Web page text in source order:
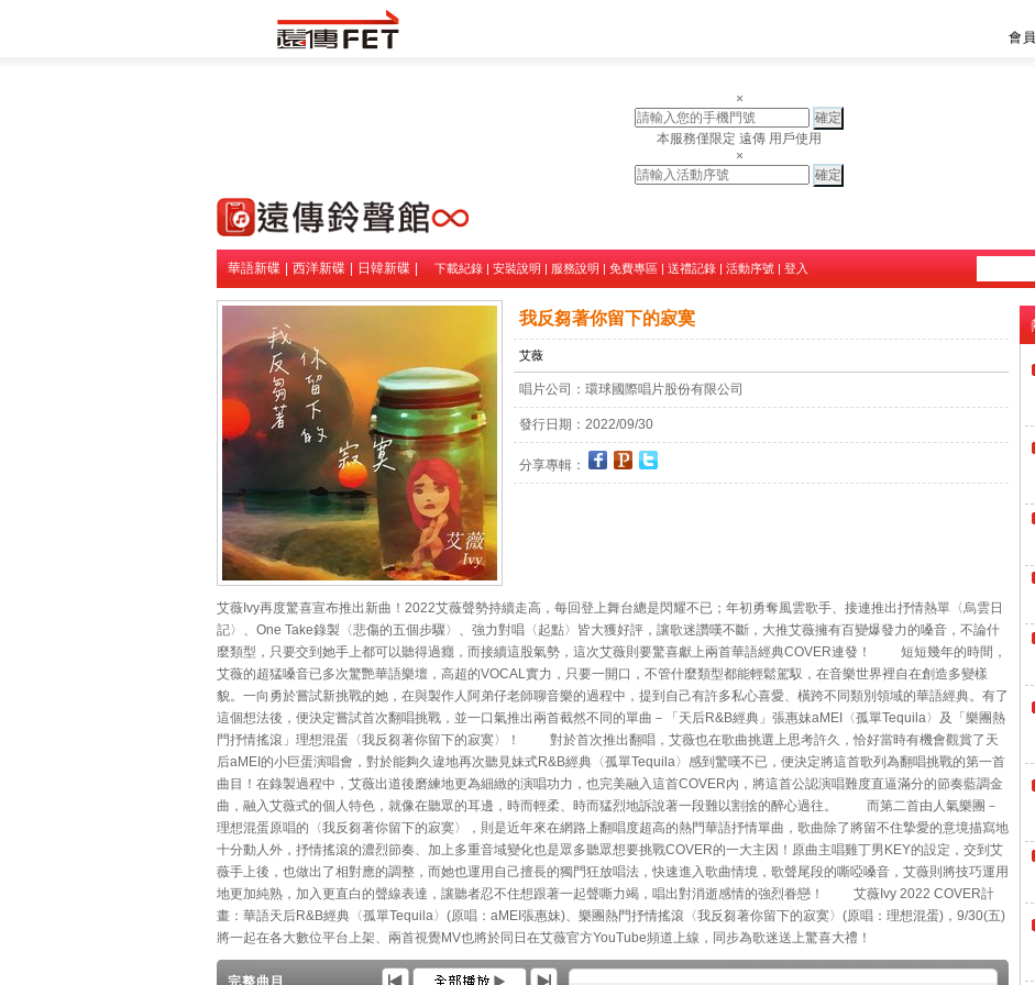
會
×
本服務僅限定 遠傳 用戶使用
×
華語新碟
西洋新碟 日韓新碟 下載紀錄 | 安裝說明 | 服務說明 | 免費專區 | 送禮記錄 | 活動序號 | 登入
我反芻著你留下的寂寞
艾薇
唱片公司： 環球國際唱片股份有限公司
發行日期： 2022/09/30
分享專輯：
艾薇Ivy再度驚喜宣布推出新曲！2022艾薇聲勢持續走高，每回登上舞台總是閃耀不已；年初勇奪風雲歌手、接連推出抒情熱單〈烏雲日
記〉、One Take錄製〈悲傷的五個步驟〉、強力對唱〈起點〉皆大獲好評，讓歌迷讚嘆不斷，大推艾薇擁有百變爆發力的嗓音，不論什
麼類型，只要交到她手上都可以聽得過癮，而接續這股氣勢，這次艾薇則要驚喜獻上兩首華語經典COVER連發！ 短短幾年的時間，
艾薇的超猛嗓音已多次驚艷華語樂壇，高超的VOCAL實力，只要一開口，不管什麼類型都能輕鬆駕馭，在音樂世界裡自在創造多變樣
貌。一向勇於嘗試新挑戰的她，在與製作人阿弟仔老師聊音樂的過程中，提到自己有許多私心喜愛、橫跨不同類別領域的華語經典。有了
這個想法後，便決定嘗試首次翻唱挑戰，並一口氣推出兩首截然不同的單曲－「天后R&B經典」張惠妹aMEI〈孤單Tequila〉及「樂團熱
門抒情搖滾」理想混蛋〈我反芻著你留下的寂寞〉！ 對於首次推出翻唱，艾薇也在歌曲挑選上思考許久，恰好當時有機會觀賞了天
后aMEI的小巨蛋演唱會，對於能夠久違地再次聽見妹式R&B經典〈孤單Tequila〉感到驚嘆不已，便決定將這首歌列為翻唱挑戰的第一首
曲目！在錄製過程中，艾薇出道後磨練地更為細緻的演唱功力，也完美融入這首COVER內，將這首公認演唱難度直逼滿分的節奏藍調金
曲，融入艾薇式的個人特色，就像在聽眾的耳邊，時而輕柔、時而猛烈地訴說著一段難以割捨的醉心過往。 而第二首由人氣樂團－
理想混蛋原唱的〈我反芻著你留下的寂寞〉，則是近年來在網路上翻唱度超高的熱門華語抒情單曲，歌曲除了將留不住摯愛的意境描寫地
十分動人外，抒情搖滾的濃烈節奏、加上多重音域變化也是眾多聽眾想要挑戰COVER的一大主因！原曲主唱雞丁男KEY的設定，交到艾
薇手上後，也做出了相對應的調整，而她也運用自己擅長的獨門狂放唱法，快速進入歌曲情境，歌聲尾段的嘶啞嗓音，艾薇則將技巧運用
地更加純熟，加入更直白的聲線表達，讓聽者忍不住想跟著一起聲嘶力竭，唱出對消逝感情的強烈眷戀！ 艾薇Ivy 2022 COVER計
畫：華語天后R&B經典〈孤單Tequila〉(原唱：aMEI張惠妹)、樂團熱門抒情搖滾〈我反芻著你留下的寂寞〉(原唱：理想混蛋)，9/30(五)
將一起在各大數位平台上架、兩首視覺MV也將於同日在艾薇官方YouTube頻道上線，同步為歌迷送上驚喜大禮！
完整曲目